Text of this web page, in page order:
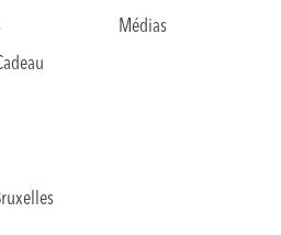
Médias